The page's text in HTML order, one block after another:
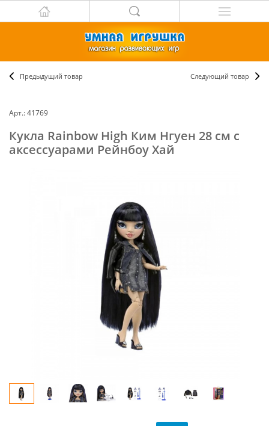
Предыдущий товар Следующий товар
Арт.: 41769
Кукла Rainbow High Ким Нгуен 28 см с
аксессуарами Рейнбоу Хай